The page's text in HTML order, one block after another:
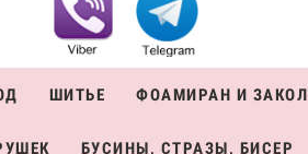
ШИТЬЕ ФОАМИРАН И
БУСИНЫ, СТРАЗЫ, БИСЕР